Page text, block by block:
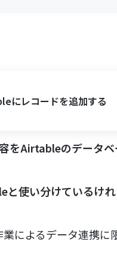
にレコードを追加する
をAirtableのデータ
使い分けているけ
によるデータ連携に